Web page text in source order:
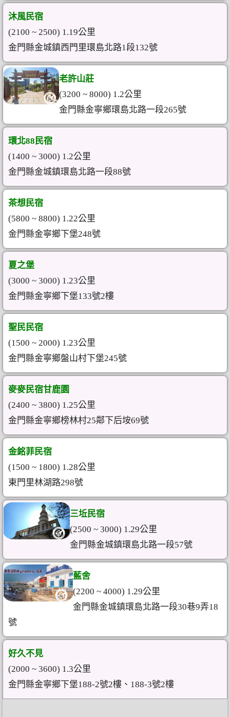
沐風民宿
(2100 ~ 2500) 1.19公里
金門縣金城鎮西門里環島北路1段132號
老許山莊
(3200 ~ 8000) 1.2公里
金門縣金寧鄉環島北路一段265號
環北88民宿
(1400 ~ 3000) 1.2公里
金門縣金城鎮環島北路一段88號
茶想民宿
(5800 ~ 8800) 1.22公里
金門縣金寧鄉下堡248號
夏之堡
(3000 ~ 3000) 1.23公里
金門縣金寧鄉下堡133號2樓
聖民民宿
(1500 ~ 2000) 1.23公里
金門縣金寧鄉盤山村下堡245號
麥麥民宿甘鹿園
(2400 ~ 3800) 1.25公里
金門縣金寧鄉榜林村25鄰下后垵69號
金銘菲民宿
(1500 ~ 1800) 1.28公里
東門里林湖路298號
三坵民宿
(2500 ~ 3000) 1.29公里
金門縣金城鎮環島北路一段57號
藍舍
(2200 ~ 4000) 1.29公里
金門縣金城鎮環島北路一段30巷9弄18
號
好久不見
(2000 ~ 3600) 1.3公里
金門縣金寧鄉下堡188-2號2樓、188-3號2樓